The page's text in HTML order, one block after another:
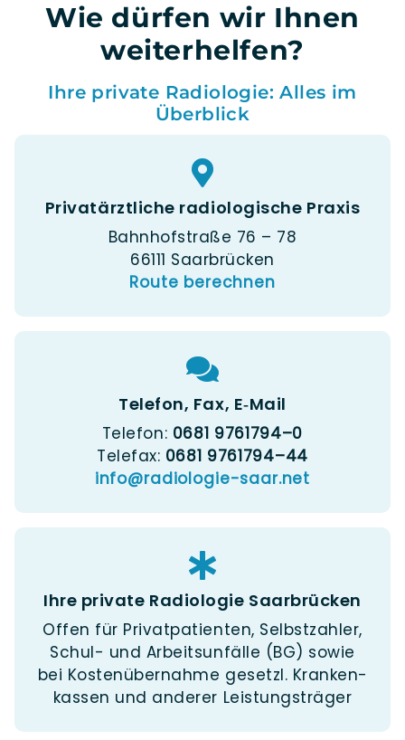
Wie dürfen wir Ihnen
weiterhelfen?
Ihre private Radiologie: Alles im
Überblick
Privatärztliche radiologische Praxis
Bahn­hof­stra­ße 76 – 78
66111 Saarbrücken
Rou­te berechnen
Telefon, Fax, E‑Mail
Tele­fon: 0681 9761794–0
Tele­fax: 0681 9761794–44
info@​radiologie-​saar.​net
Ihre private Radiologie Saarbrücken
Offen für Pri­vat­pa­ti­en­ten, Selbst­zah­ler,
Schul- und Arbeits­un­fäl­le (BG) sowie
bei Kos­ten­über­nah­me gesetzl. Kran­ken­
kas­sen und ande­rer Leistungsträger